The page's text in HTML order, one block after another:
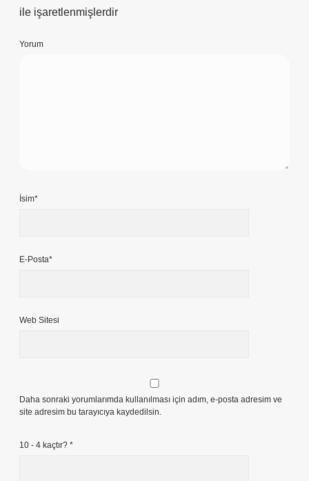
ile işaretlenmişlerdir
Yorum
İsim*
E-Posta*
Web Sitesi
Daha sonraki yorumlarımda kullanılması için adım, e-posta adresim ve
site adresim bu tarayıcıya kaydedilsin.
10 - 4 kaçtır? *